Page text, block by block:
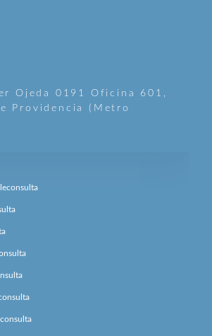
Ojeda 0191 Oficina 601,
Providencia (Metro